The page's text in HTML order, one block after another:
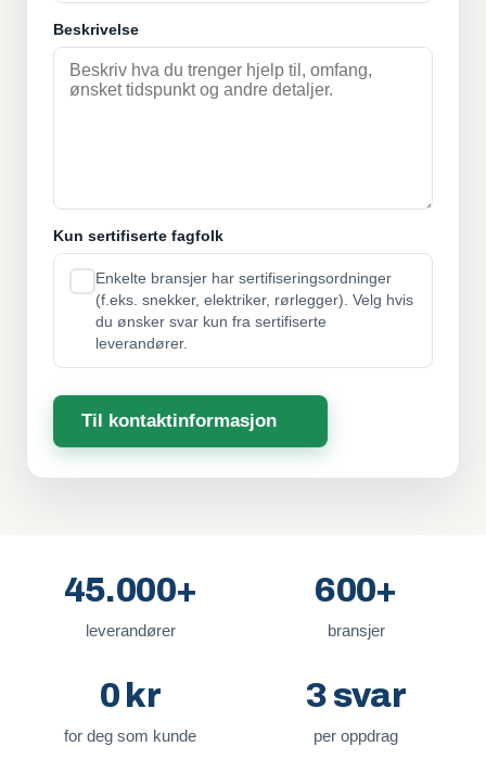
Beskrivelse
Kun sertifiserte fagfolk
Enkelte bransjer har sertifiseringsordninger
(f.eks. snekker, elektriker, rørlegger). Velg hvis
du ønsker svar kun fra sertifiserte
leverandører.
Til kontaktinformasjon
45.000+
leverandører
600+
bransjer
0 kr
for deg som kunde
3 svar
per oppdrag